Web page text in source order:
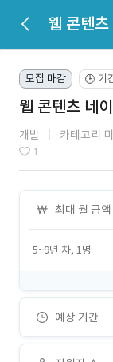
모집 마감 🕒 기
웹 콘텐츠 네
개발 카테고리
1
최대 월 금액
5~9년 차, 1명
예상 기간